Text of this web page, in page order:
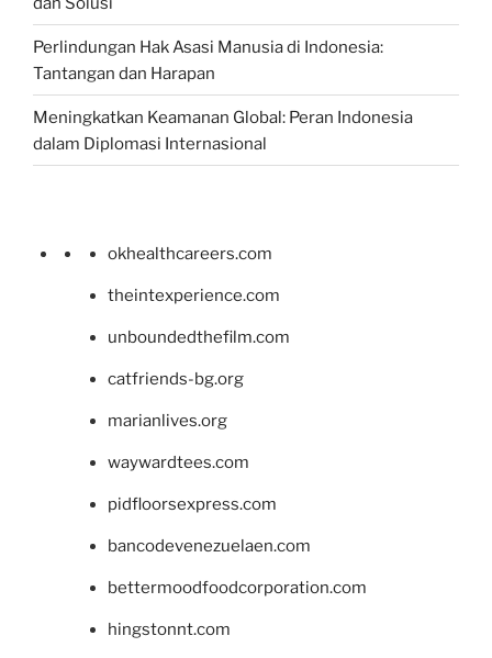
Perlindungan Hak Asasi Manusia di Indonesia:
Tantangan dan Harapan
Meningkatkan Keamanan Global: Peran Indonesia
dalam Diplomasi Internasional
okhealthcareers.com
theintexperience.com
unboundedthefilm.com
catfriends-bg.org
marianlives.org
waywardtees.com
pidfloorsexpress.com
bancodevenezuelaen.com
bettermoodfoodcorporation.com
hingstonnt.com